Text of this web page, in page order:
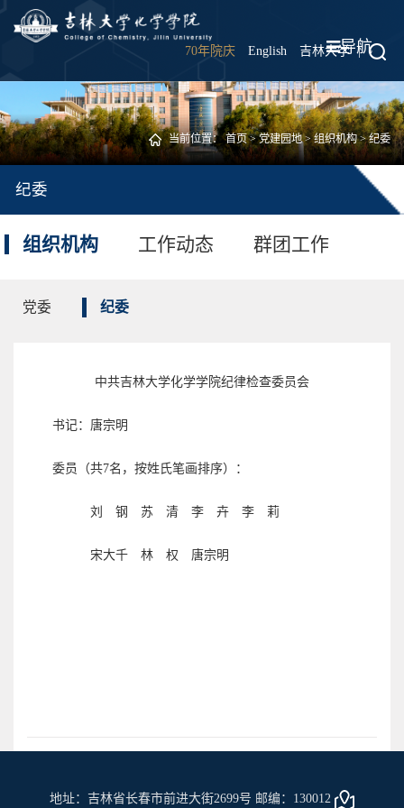
70年院庆 English 吉林大学 |
导航
当前位置：首页>党建园地>组织机构>纪委
纪委
组织机构
党委 纪委
工作动态 群团工作
中共吉林大学化学学院纪律检查委员会
书记：唐宗明
委员（共7名，按姓氏笔画排序）：
刘 钢 苏 清 李 卉 李 莉
宋大千 林 权 唐宗明
地址：吉林省长春市前进大街2699号 邮编：130012